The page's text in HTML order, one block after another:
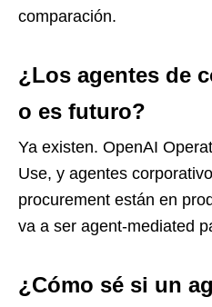
comparación.
¿Los agentes de
o es futuro?
Ya existen. OpenAI
Use, y agentes
procurement están en
va a ser agent-mediated
¿Cómo sé si un